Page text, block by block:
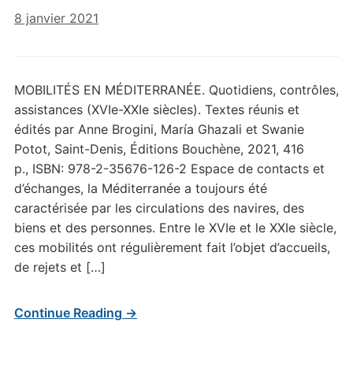
8 janvier 2021
MOBILITÉS EN MÉDITERRANÉE. Quotidiens, contrôles,
assistances (XVIe-XXIe siècles). Textes réunis et
édités par Anne Brogini, María Ghazali et Swanie
Potot, Saint-Denis, Éditions Bouchène, 2021, 416
p., ISBN: 978-2-35676-126-2 Espace de contacts et
d’échanges, la Méditerranée a toujours été
caractérisée par les circulations des navires, des
biens et des personnes. Entre le XVIe et le XXIe siècle,
ces mobilités ont régulièrement fait l’objet d’accueils,
de rejets et […]
Continue Reading →